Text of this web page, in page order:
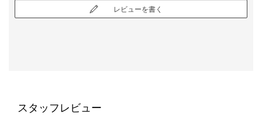
レビューを書く
スタッフレビュー